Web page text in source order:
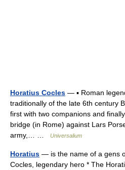
Horatius Cocles — ▪ Roman
traditionally of the late 6th century
first with two companions and
bridge (in Rome) against Lars
army,… …
Universalium
Horatius — is the name of a gens
Cocles, legendary hero * The